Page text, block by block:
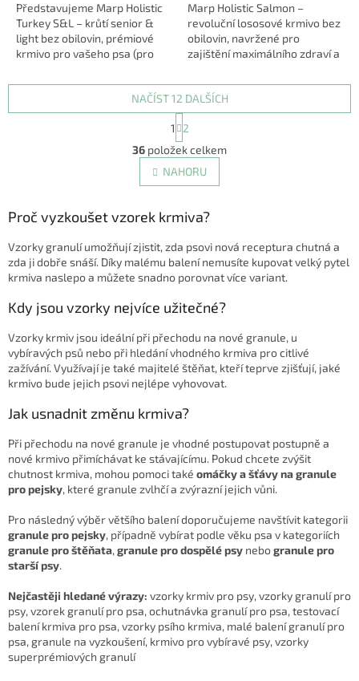
Představujeme Marp Holistic
Turkey S&L – krůtí senior &
light bez obilovin, prémiové
krmivo pro vašeho psa (pro
Pro starší psy od 7. roku +
Marp Holistic Salmon –
revoluční lososové krmivo bez
obilovin, navržené pro
zajištění maximálního zdraví a
dospělého psa. Využíváme
lokálních...
O
v
l
á
a
í
p
r
k
v
ý
p
i
u
NAČÍST 12 DALŠÍCH
t
r
á
n
k
v
n
í
1
2
36 položek celkem
NAHORU
Proč vyzkoušet vzorek krmiva?
Vzorky granulí umožňují zjistit, zda psovi nová receptura chutná a
zda ji dobře snáší. Díky malému balení nemusíte kupovat velký pytel
krmiva naslepo a můžete snadno porovnat více variant.
Kdy jsou vzorky nejvíce užitečné?
Vzorky krmiv jsou ideální při přechodu na nové granule, u
vybíravých psů nebo při hledání vhodného krmiva pro citlivé
zažívání. Využívají je také majitelé štěňat, kteří teprve zjišťují, jaké
krmivo bude jejich psovi nejlépe vyhovovat.
Jak usnadnit změnu krmiva?
Při přechodu na nové granule je vhodné postupovat postupně a
nové krmivo přimíchávat ke stávajícímu. Pokud chcete zvýšit
chutnost krmiva, mohou pomoci také omáčky a šťávy na granule
pro pejsky, které granule zvlhčí a zvýrazní jejich vůni.
Pro následný výběr většího balení doporučujeme navštívit kategorii
granule pro pejsky, případně vybírat podle věku psa v kategoriích
granule pro štěňata, granule pro dospělé psy nebogranule pro
starší psy.
Nejčastěji hledané výrazy: vzorky krmiv pro psy, vzorky granulí pro
psy, vzorek granulí pro psa, ochutnávka granulí pro psa, testovací
balení krmiva pro psa, vzorky psího krmiva, malé balení granulí pro
psa, granule na vyzkoušení, krmivo pro vybíravé psy, vzorky
superprémiových granulí